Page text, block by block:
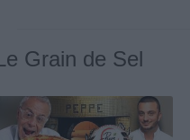
Grain de Sel